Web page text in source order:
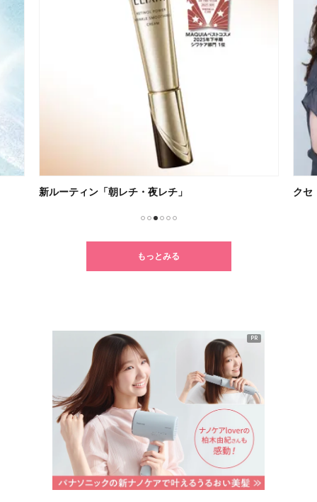
新ルーティン「朝レチ・夜レチ」 クセ
もっとみる
PR